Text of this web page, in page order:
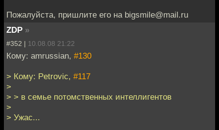
Пожалуйста, пришлите его на bigsmile@mail.ru
ZDP »
#352 | 10.08.08 21:22
Кому: amrussian, #130
> Кому: Petrovic, #117
>
> > в семье потомственных интеллигентов
>
> Ужас...